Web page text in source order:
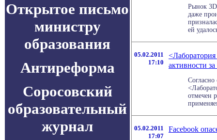
Открытое письмо
министру
образования
Антиреформа
Соросовский
образовательный
журнал
Рынок
даже
ей
05.02.2011
17:10
активности
отмечен
05.02.2011
17:07
Facebook